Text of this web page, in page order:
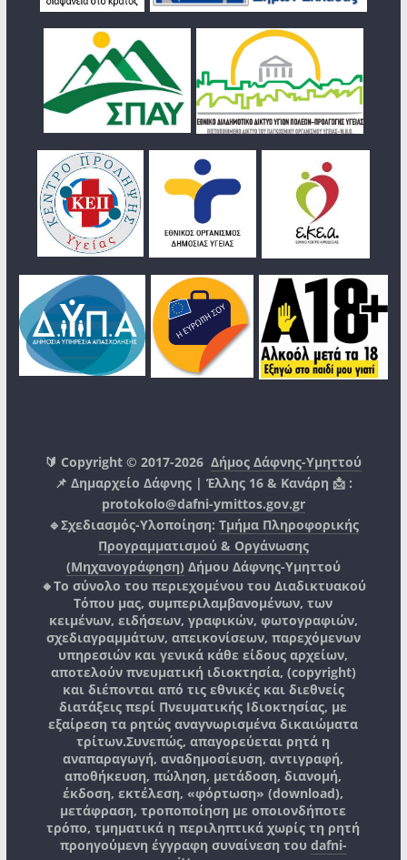
🔰 Copyright © 2017-2026Δήμος Δάφνης-Υμηττού
📌 Δημαρχείο Δάφνης | Έλλης 16 & Κανάρη 📩 :
protokolo@dafni-ymittos.gov.gr
🔹Σχεδιασμός-Υλοποίηση: Τμήμα Πληροφορικής
Προγραμματισμού & Οργάνωσης
(Μηχανογράφηση) Δήμου Δάφνης-Υμηττού
🔸Το σύνολο του περιεχομένου του Διαδικτυακού
Τόπου μας, συμπεριλαμβανομένων, των
κειμένων, ειδήσεων, γραφικών, φωτογραφιών,
σχεδιαγραμμάτων, απεικονίσεων, παρεχόμενων
υπηρεσιών και γενικά κάθε είδους αρχείων,
αποτελούν πνευματική ιδιοκτησία, (copyright)
και διέπονται από τις εθνικές και διεθνείς
διατάξεις περί Πνευματικής Ιδιοκτησίας, με
εξαίρεση τα ρητώς αναγνωρισμένα δικαιώματα
τρίτων.Συνεπώς, απαγορεύεται ρητά η
αναπαραγωγή, αναδημοσίευση, αντιγραφή,
αποθήκευση, πώληση, μετάδοση, διανομή,
έκδοση, εκτέλεση, «φόρτωση» (download),
μετάφραση, τροποποίηση με οποιονδήποτε
τρόπο, τμηματικά η περιληπτικά χωρίς τη ρητή
προηγούμενη έγγραφη συναίνεση του dafni-